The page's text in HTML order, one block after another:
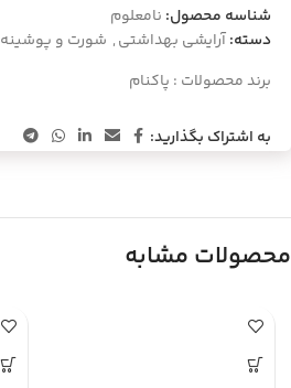
شناسه محصول: نامعلوم
دسته:آرایشی بهداشتی, شورت و پوشینه
برند محصولات : پاکنام
به اشتراک بگذارید:
محصولات مشابه